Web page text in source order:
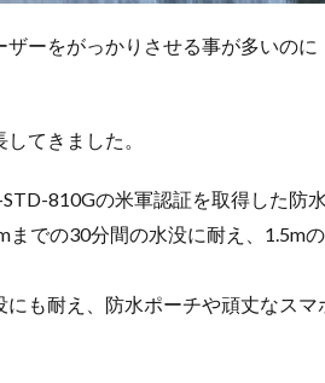
ーをがっかりさせる事が多いのに
てきました。
810Gの米軍認証を取得した防
での30分間の水没に耐え、1.5m
も耐え、防水ポーチや頑丈なスマ